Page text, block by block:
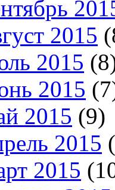
2015
2015
2015
2015 (9)
2015
2015